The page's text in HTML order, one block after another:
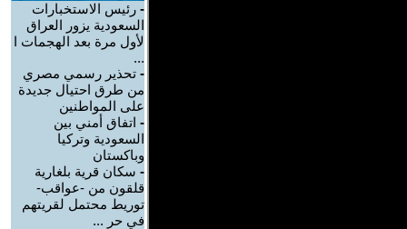
- رئيس الاستخبارات
السعودية يزور العراق
لأول مرة بعد الهجمات ا
...
- تحذير رسمي مصري
من طرق احتيال جديدة
على المواطنين
- اتفاق أمني بين
السعودية وتركيا
وباكستان
- سكان قرية بلغارية
قلقون من -عواقب-
توريط محتمل لقريتهم
في حر ...